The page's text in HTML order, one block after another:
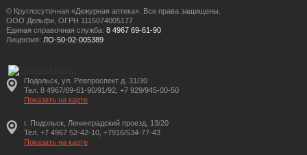
© Круглосуточная «Дежурная аптека». Все права защищены.
ООО Дельфи, ОГРН 1115074005177
Единая справочная служба: 8 4967 69-61-90
Лицензия: ЛО-50-02-005389
Подольск, ул. Ревпроспект д. 31/30
Тел. 8 4967/69-61-90/91/92, +7 929/945-00-50
Показать на карте
г. Подольск, Ленинградский проезд, 13/20
Тел. +7 4967 52-42-10, +7916/534-77-43
Показать на карте